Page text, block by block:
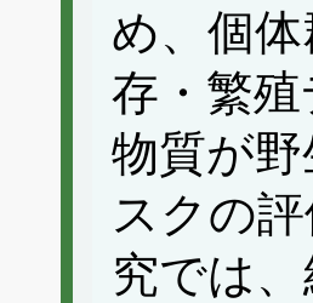
め、個
存・繁
物質が
スクの
究では